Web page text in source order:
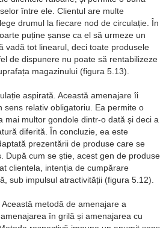
între ele. Clientul are multe
drumul la fiecare nod de circulație. În
puține șanse ca el să urmeze un
vadă tot linearul, deci toate produsele
de dispunere nu poate să rentabilizeze
magazinului (figura 5.13).
aspirată. Această amenajare îi
sens relativ obligatoriu. Ea permite o
mai multor gondole dintr-o dată și deci a
diferită. În concluzie, ea este
prezentării de produse care se
După cum se știe, acest gen de produse
clientela, intenția de cumpărare
sub impulsul atractivității (figura 5.12).
metodă de amenajare a
în grilă și amenajarea cu